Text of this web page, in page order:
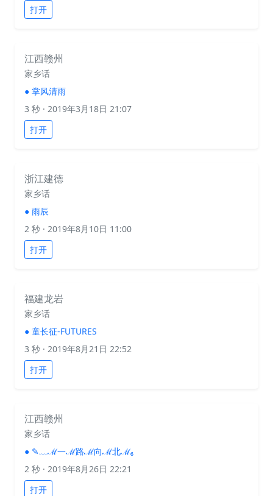
打开
江西赣州
家乡话
● 掌风清雨
3 秒 · 2019年3月18日 21:07
打开
浙江建德
家乡话
● 雨辰
2 秒 · 2019年8月10日 11:00
打开
福建龙岩
家乡话
● 童长征-FUTURES
3 秒 · 2019年8月21日 22:52
打开
江西赣州
家乡话
● ✎﹏ℳ一ℳ路ℳ向ℳ北ℳ₆
2 秒 · 2019年8月26日 22:21
打开